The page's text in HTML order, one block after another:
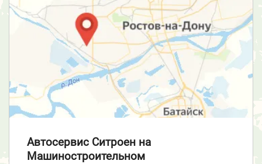
Автосервис Ситроен на
Машиностроительном